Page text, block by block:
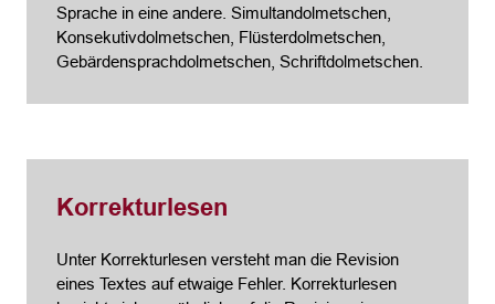
Sprache in eine andere. Simultandolmetschen,
Konsekutivdolmetschen, Flüsterdolmetschen,
Gebärdensprachdolmetschen, Schriftdolmetschen.
Korrekturlesen
Unter Korrekturlesen versteht man die Revision
eines Textes auf etwaige Fehler. Korrekturlesen